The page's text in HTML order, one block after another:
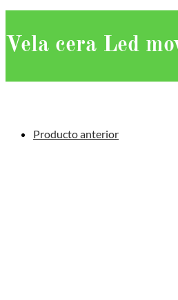
Vela cera Led
Producto anterior